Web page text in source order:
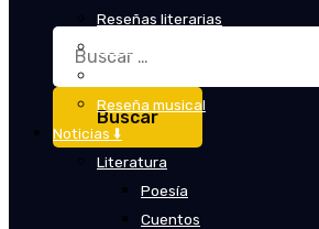
Buscar:
Reseñas literarias
Reseña musical
Noticias ⬇️
Literatura
Poesía
Cuentos